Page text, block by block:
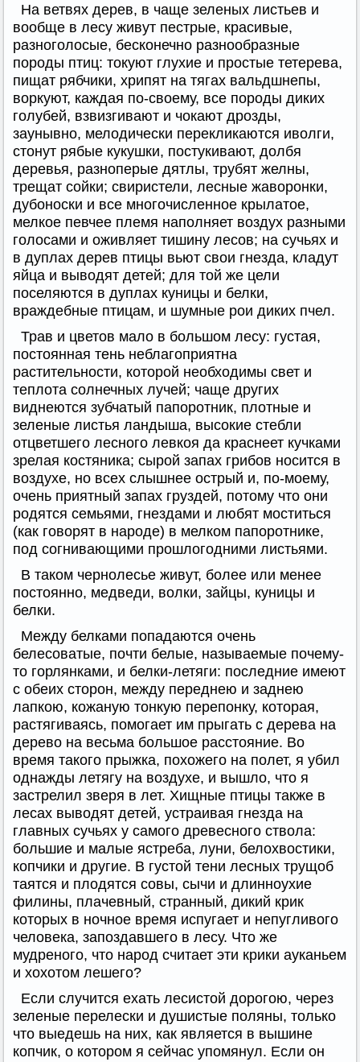
На ветвях дерев, в чаще зеленых листьев и
вообще в лесу живут пестрые, красивые,
разноголосые, бесконечно разнообразные
породы птиц: токуют глухие и простые тетерева,
пищат рябчики, хрипят на тягах вальдшнепы,
воркуют, каждая по-своему, все породы диких
голубей, взвизгивают и чокают дрозды,
заунывно, мелодически перекликаются иволги,
стонут рябые кукушки, постукивают, долбя
деревья, разноперые дятлы, трубят желны,
трещат сойки; свиристели, лесные жаворонки,
дубоноски и все многочисленное крылатое,
мелкое певчее племя наполняет воздух разными
голосами и оживляет тишину лесов; на сучьях и
в дуплах дерев птицы вьют свои гнезда, кладут
яйца и выводят детей; для той же цели
поселяются в дуплах куницы и белки,
враждебные птицам, и шумные рои диких пчел.
Трав и цветов мало в большом лесу: густая,
постоянная тень неблагоприятна
растительности, которой необходимы свет и
теплота солнечных лучей; чаще других
виднеются зубчатый папоротник, плотные и
зеленые листья ландыша, высокие стебли
отцветшего лесного левкоя да краснеет кучками
зрелая костяника; сырой запах грибов носится в
воздухе, но всех слышнее острый и, по-моему,
очень приятный запах груздей, потому что они
родятся семьями, гнездами и любят моститься
(как говорят в народе) в мелком папоротнике,
под согнивающими прошлогодними листьями.
В таком чернолесье живут, более или менее
постоянно, медведи, волки, зайцы, куницы и
белки.
Между белками попадаются очень
белесоватые, почти белые, называемые почему-
то горлянками, и белки-летяги: последние имеют
с обеих сторон, между переднею и заднею
лапкою, кожаную тонкую перепонку, которая,
растягиваясь, помогает им прыгать с дерева на
дерево на весьма большое расстояние. Во
время такого прыжка, похожего на полет, я убил
однажды летягу на воздухе, и вышло, что я
застрелил зверя в лет. Хищные птицы также в
лесах выводят детей, устраивая гнезда на
главных сучьях у самого древесного ствола:
большие и малые ястреба, луни, белохвостики,
копчики и другие. В густой тени лесных трущоб
таятся и плодятся совы, сычи и длинноухие
филины, плачевный, странный, дикий крик
которых в ночное время испугает и непугливого
человека, запоздавшего в лесу. Что же
мудреного, что народ считает эти крики ауканьем
и хохотом лешего?
Если случится ехать лесистой дорогою, через
зеленые перелески и душистые поляны, только
что выедешь на них, как является в вышине
копчик, о котором я сейчас упомянул. Если он